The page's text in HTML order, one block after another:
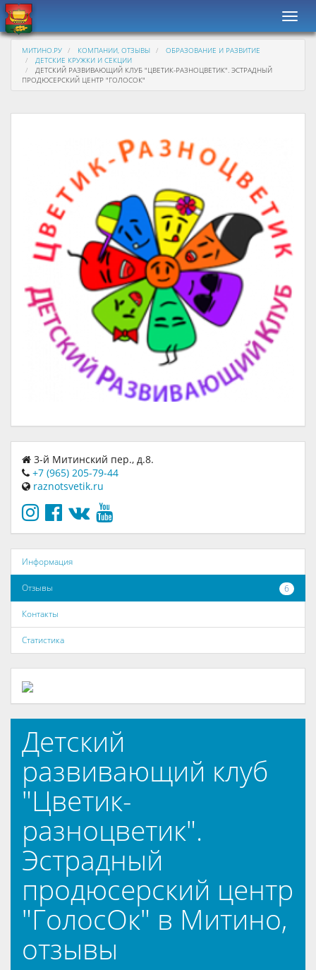
МИТИНО.РУ КОМПАНИИ, ОТЗЫВЫ
ОБРАЗОВАНИЕ И РАЗВИТИЕ
ДЕТСКИЕ КРУЖКИ И СЕКЦИИ
ДЕТСКИЙ РАЗВИВАЮЩИЙ КЛУБ "ЦВЕТИК-РАЗНОЦВЕТИК". ЭСТРАДНЫЙ
ПРОДЮСЕРСКИЙ ЦЕНТР "ГОЛОСОК"
3-й Митинский пер., д.8.
+7 (965) 205-79-44
raznotsvetik.ru
Информация
6
Отзывы
Контакты
Статистика
Детский
развивающий клуб
"Цветик-
разноцветик".
Эстрадный
продюсерский центр
"ГолосОк" в Митино,
отзывы